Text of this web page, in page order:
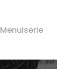
Menuiserie